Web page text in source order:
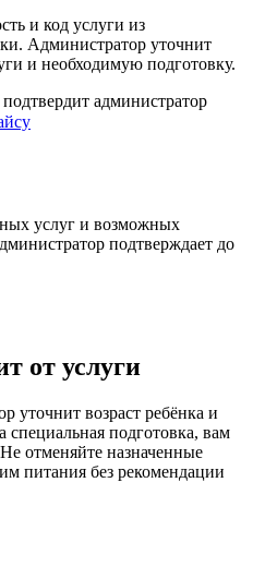
и код услуги из
Администратор уточнит
и необходимую подготовку.
администратор
услуг и возможных
подтверждает до
от услуги
уточнит возраст ребёнка и
подготовка, вам
отменяйте назначенные
питания без рекомендации